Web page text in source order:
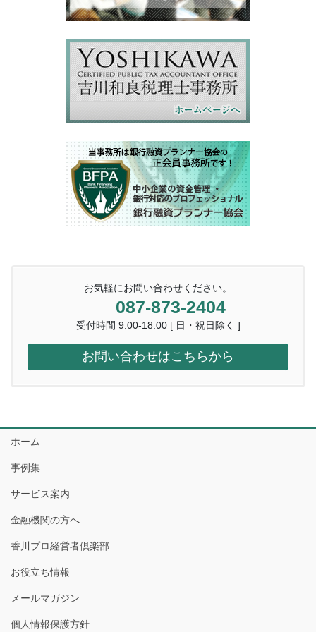
お気軽にお問い合わせください。
087-873-2404
受付時間 9:00-18:00 [ 日・祝日除く ]
お問い合わせはこちらから
ホーム
事例集
サービス案内
金融機関の方へ
香川プロ経営者倶楽部
お役立ち情報
メールマガジン
個人情報保護方針